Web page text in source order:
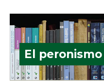
El